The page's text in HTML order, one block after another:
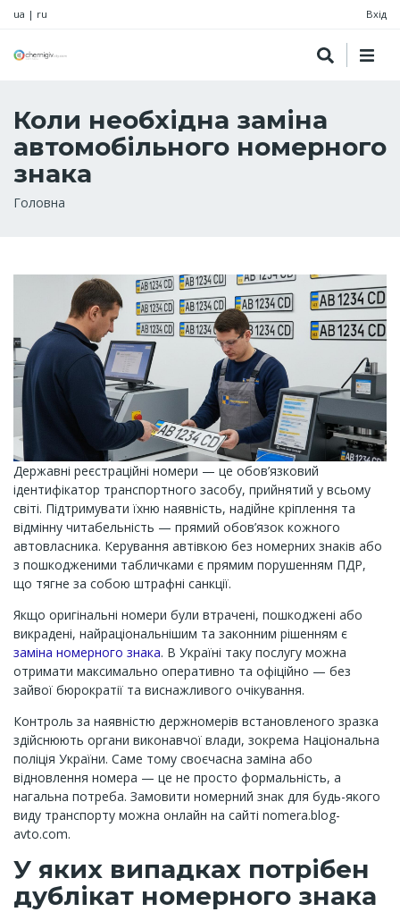
ua | ru Вхід
Коли необхідна заміна
автомобільного номерного
знака
Рядок
Головна
Державні реєстраційні номери — це обов’язковий
ідентифікатор транспортного засобу, прийнятий у всьому
світі. Підтримувати їхню наявність, надійне кріплення та
відмінну читабельність — прямий обов’язок кожного
автовласника. Керування автівкою без номерних знаків або
з пошкодженими табличками є прямим порушенням ПДР,
що тягне за собою штрафні санкції.
Якщо оригінальні номери були втрачені, пошкоджені або
викрадені, найраціональнішим та законним рішенням є
заміна номерного знака. В Україні таку послугу можна
отримати максимально оперативно та офіційно — без
зайвої бюрократії та виснажливого очікування.
Контроль за наявністю держномерів встановленого зразка
здійснюють органи виконавчої влади, зокрема Національна
поліція України. Саме тому своєчасна заміна або
відновлення номера — це не просто формальність, а
нагальна потреба. Замовити номерний знак для будь-якого
виду транспорту можна онлайн на сайті nomera.blog-
avto.com.
У яких випадках потрібен
дублікат номерного знака